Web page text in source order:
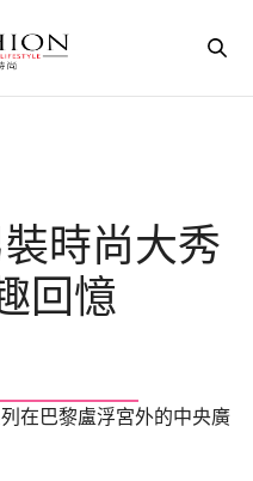
時尚大秀
回憶
在巴黎盧浮宮外的中央廣